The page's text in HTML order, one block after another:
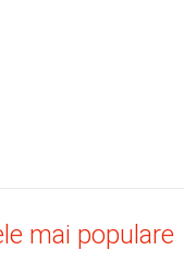
mai populare